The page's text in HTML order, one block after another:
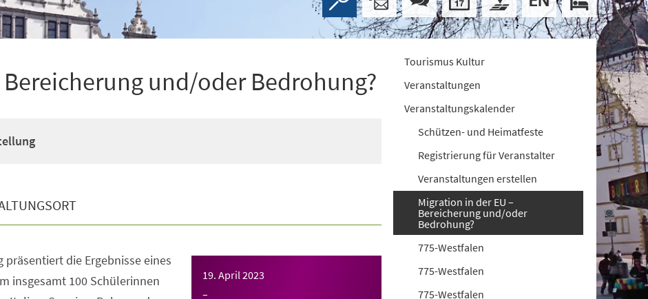
Bereicherung und/oder Bedrohung?
19. April 2023
–
präsentiert die Ergebnisse eines
insgesamt 100 Schülerinnen
Tourismus Kultur
Veranstaltungen
Veranstaltungskalender
Schützen- und Heimatfeste
Registrierung für Veranstalter
Veranstaltungen erstellen
Migration in der EU –
Bereicherung und/oder
Bedrohung?
775-Westfalen
775-Westfalen
775-Westfalen